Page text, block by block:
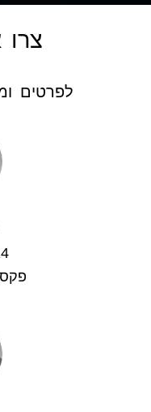
צרו
לפרטים
פקס 03-6184412